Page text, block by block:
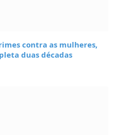
contra as mulheres,
duas décadas